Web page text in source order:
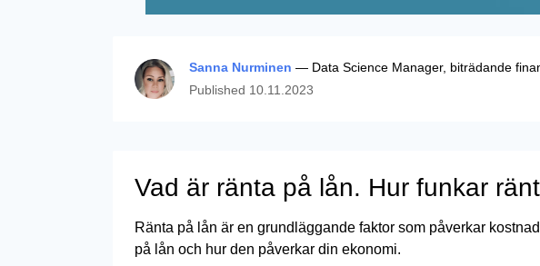
Sanna Nurminen — Data Science Manager, biträdande
Published 10.11.2023
Vad är ränta på lån. Hur funkar
Ränta på lån är en grundläggande faktor som påverkar
på lån och hur den påverkar din ekonomi.